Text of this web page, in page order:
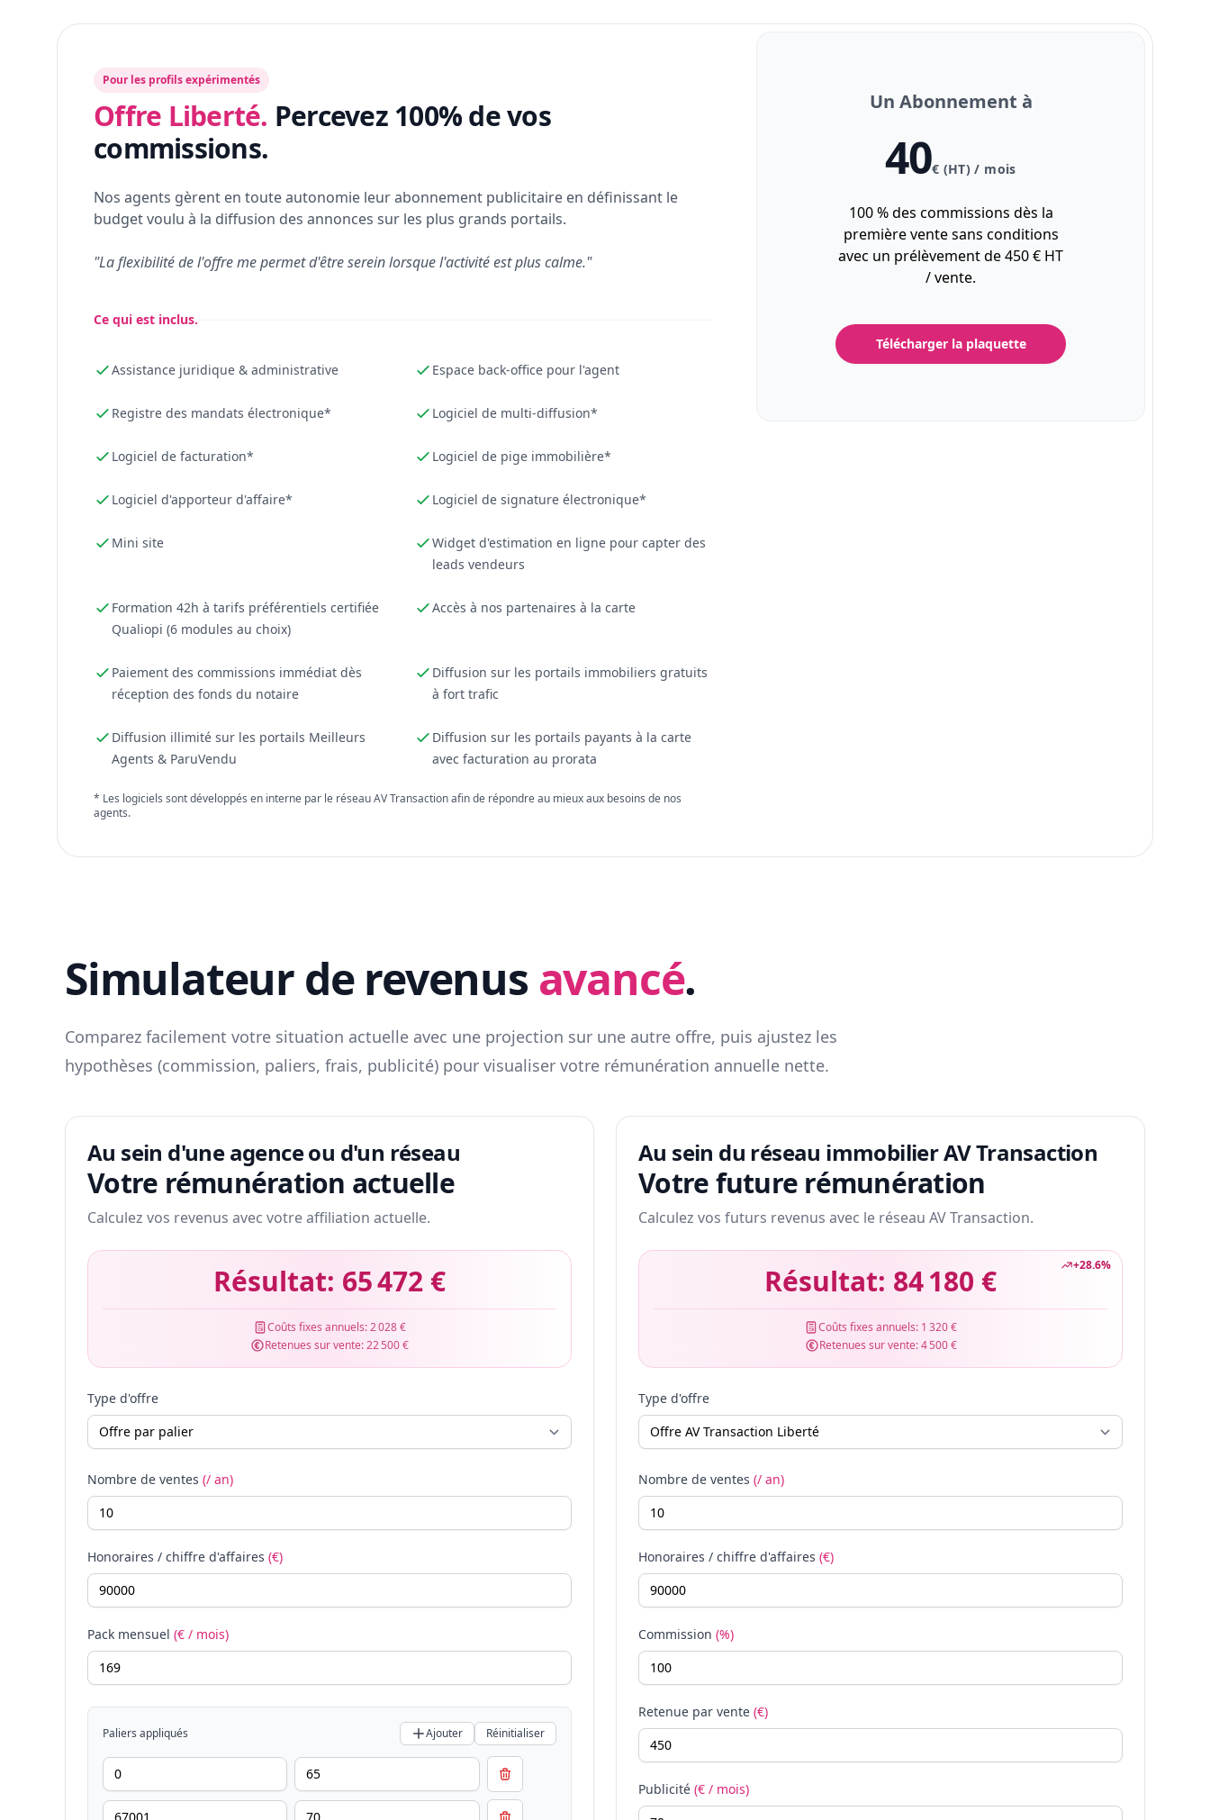
Pour les profils expérimentés
Offre Liberté. Percevez 100% de vos
commissions.
Nos agents gèrent en toute autonomie leur abonnement publicitaire en définissant le
budget voulu à la diffusion des annonces sur les plus grands portails.
"La flexibilité de l'offre me permet d'être serein lorsque l'activité est plus calme."
Ce qui est inclus.
Assistance juridique & administrative Espace back-office pour l'agent
Registre des mandats électronique* Logiciel de multi-diffusion*
Logiciel de facturation* Logiciel de pige immobilière*
Logiciel d'apporteur d'affaire* Logiciel de signature électronique*
Mini site
Widget d'estimation en ligne pour capter des
leads vendeurs
Formation 42h à tarifs préférentiels certifiée
Qualiopi (6 modules au choix)
Accès à nos partenaires à la carte
Paiement des commissions immédiat dès
réception des fonds du notaire
Diffusion sur les portails immobiliers gratuits
à fort trafic
Diffusion illimité sur les portails Meilleurs
Agents & ParuVendu
Diffusion sur les portails payants à la carte
avec facturation au prorata
* Les logiciels sont développés en interne par le réseau AV Transaction afin de répondre au mieux aux besoins de nos
agents.
Un Abonnement à
40€ (HT) / mois
100 % des commissions dès la
première vente sans conditions
avec un prélèvement de 450 € HT
/ vente.
Télécharger la plaquette
Simulateur de revenus avancé.
Comparez facilement votre situation actuelle avec une projection sur une autre offre, puis ajustez les
hypothèses (commission, paliers, frais, publicité) pour visualiser votre rémunération annuelle nette.
Au sein d'une agence ou d'un réseau
Votre rémunération actuelle
Calculez vos revenus avec votre affiliation actuelle.
Résultat: 65 472 €
Coûts fixes annuels:2 028 €
Retenues sur vente:22 500 €
Type d'offre
Nombre de ventes (/ an)
Honoraires / chiffre d'affaires (€)
Pack mensuel (€ / mois)
Paliers appliqués Ajouter Réinitialiser
Au sein du réseau immobilier AV Transaction
Votre future rémunération
Calculez vos futurs revenus avec le réseau AV Transaction.
+28.6%
Résultat: 84 180 €
Coûts fixes annuels: 1 320 €
Retenues sur vente:4 500 €
Type d'offre
Nombre de ventes (/ an)
Honoraires / chiffre d'affaires (€)
Commission (%)
Retenue par vente (€)
Publicité (€ / mois)